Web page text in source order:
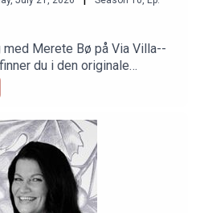
Merete Bø på Via Villa--
du i den originale
å skrooooolle ned!